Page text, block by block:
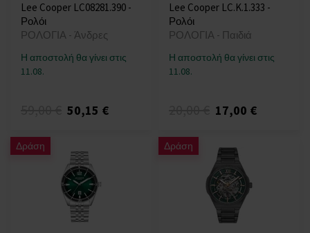
Lee Cooper LC08281.390 -
Ρολόι
ΡΟΛΟΓΙΑ - Άνδρες
Η αποστολή θα γίνει στις
11.08.
50,15 €
Lee Cooper LC.K.1.333 -
Ρολόι
ΡΟΛΟΓΙΑ - Παιδιά
Η αποστολή θα γίνει στις
11.08.
17,00 €
Δράση Δράση